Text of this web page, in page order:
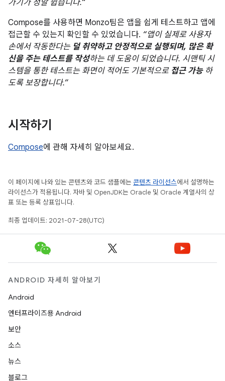
가기가 정말 쉽습니다.“
Compose를 사용하면 Monzo팀은 앱을 쉽게 테스트하고 앱에
접근할 수 있는지 확인할 수 있었습니다. “앱이 실제로 사용자
손에서 작동한다는 덜 취약하고 안정적으로 실행되며, 많은 확
신을 주는 테스트를 작성하는 데 도움이 되었습니다. 시맨틱 시
스템을 통한 테스트는 화면이 적어도 기본적으로 접근 가능하
도록 보장합니다.”
시작하기
Compose에 관해 자세히 알아보세요.
이 페이지에 나와 있는 콘텐츠와 코드 샘플에는 콘텐츠 라이선스에서 설명하는
라이선스가 적용됩니다. 자바 및 OpenJDK는 Oracle 및 Oracle 계열사의 상
표 또는 등록 상표입니다.
최종 업데이트: 2021-07-28(UTC)
ANDROID 자세히 알아보기
Android
엔터프라이즈용 Android
보안
소스
뉴스
블로그